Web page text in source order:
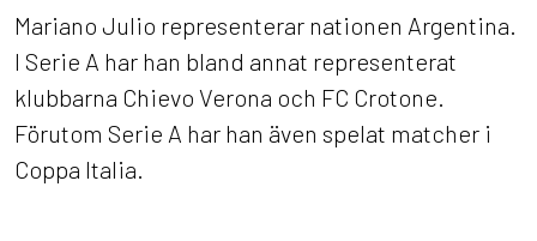
Mariano Julio representerar nationen Argentina.
I Serie A har han bland annat representerat
klubbarna Chievo Verona och FC Crotone.
Förutom Serie A har han även spelat matcher i
Coppa Italia.